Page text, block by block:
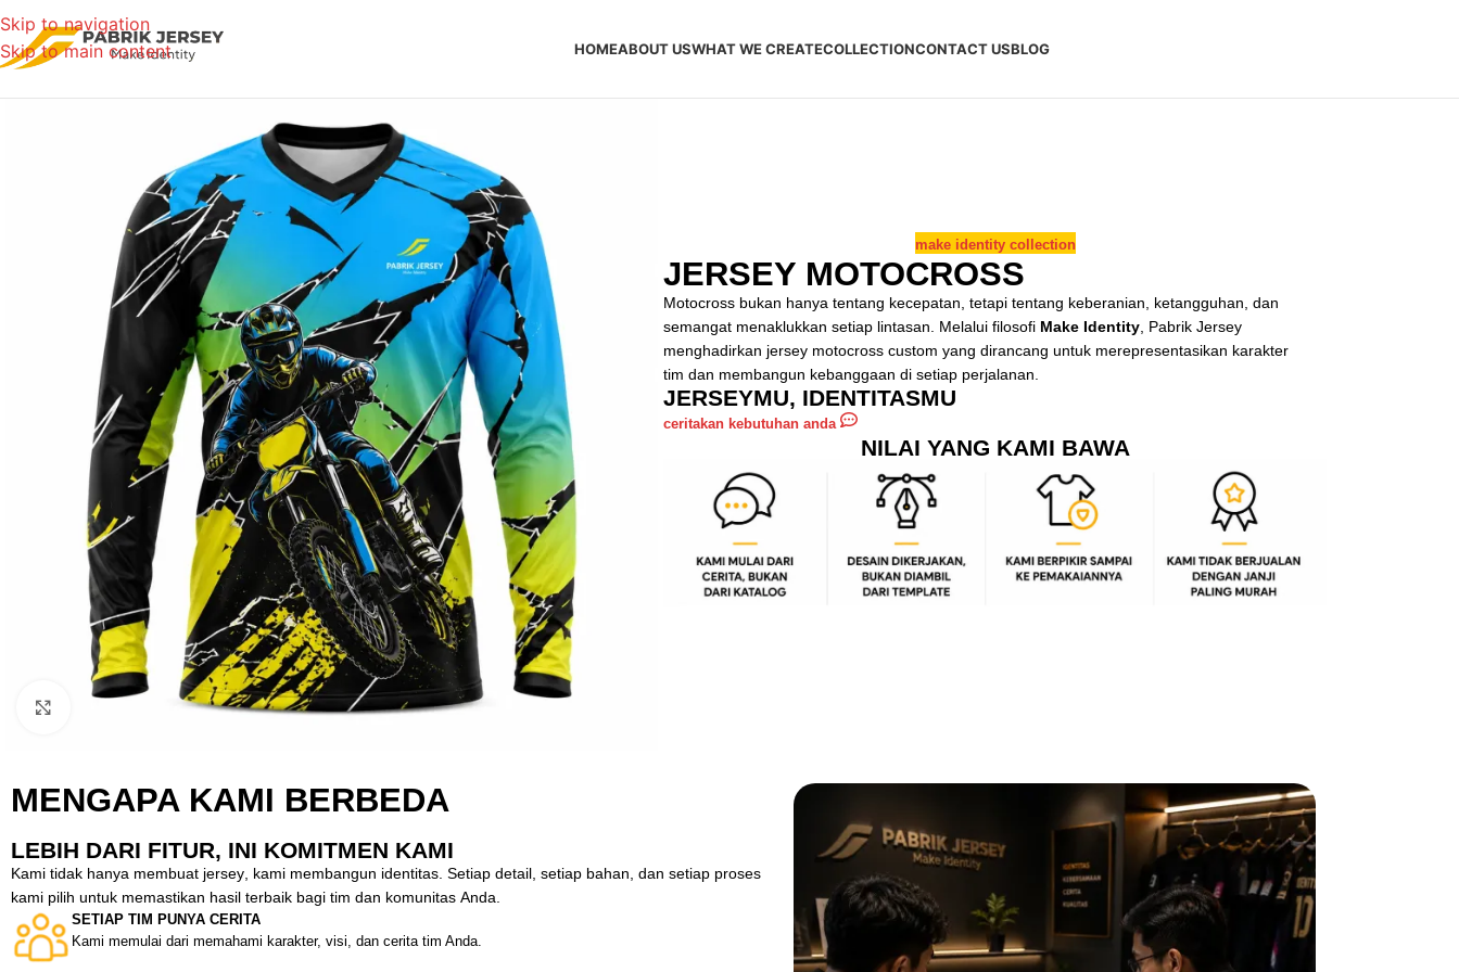
Skip to navigation
Skip to main content
HOMEABOUT USWHAT WE CREATECOLLECTIONCONTACT USBLOG
Click to enlarge
make identity collection
JERSEY MOTOCROSS
Motocross bukan hanya tentang kecepatan, tetapi tentang keberanian, ketangguhan, dan
semangat menaklukkan setiap lintasan. Melalui filosofi Make Identity , Pabrik Jersey
menghadirkan jersey motocross custom yang dirancang untuk merepresentasikan karakter
tim dan membangun kebanggaan di setiap perjalanan.
JERSEYMU, IDENTITASMU
ceritakan kebutuhan anda
NILAI YANG KAMI BAWA
MENGAPA KAMI BERBEDA
LEBIH DARI FITUR, INI KOMITMEN KAMI
Kami tidak hanya membuat jersey, kami membangun identitas. Setiap detail, setiap bahan, dan setiap proses
kami pilih untuk memastikan hasil terbaik bagi tim dan komunitas Anda.
SETIAP TIM PUNYA CERITA
Kami memulai dari memahami karakter, visi, dan cerita tim Anda.